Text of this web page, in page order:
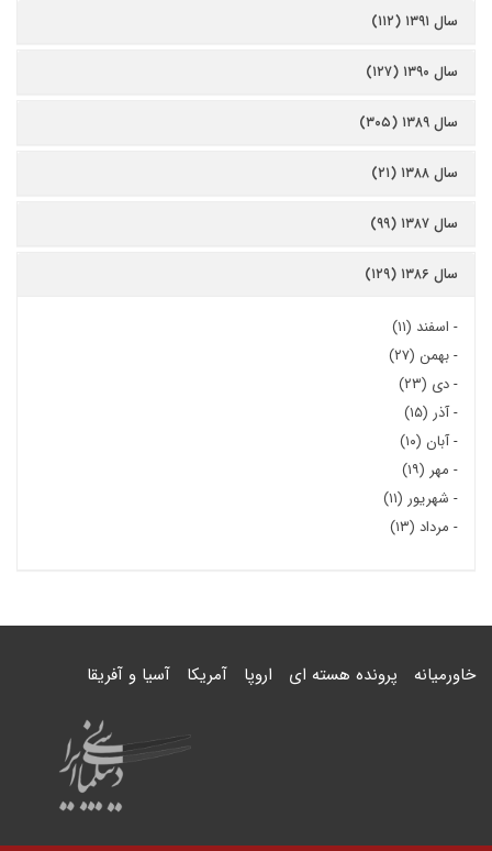
سال ۱۳۹۱ (۱۱۲)
سال ۱۳۹۰ (۱۲۷)
سال ۱۳۸۹ (۳۰۵)
سال ۱۳۸۸ (۲۱)
سال ۱۳۸۷ (۹۹)
سال ۱۳۸۶ (۱۲۹)
- اسفند (۱۱)
-بهمن (۲۷)
-دی (۲۳)
-آذر (۱۵)
-آبان (۱۰)
- مهر (۱۹)
- شهریور (۱۱)
- مرداد (۱۳)
خاورمیانه پرونده هسته ای اروپا آمریکا آسیا و آفریقا